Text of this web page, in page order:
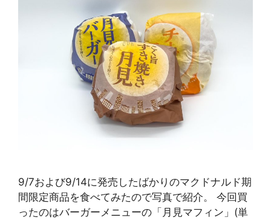
9/7および9/14に発売したばかりのマクドナルド期
間限定商品を食べてみたので写真で紹介。 今回買
ったのはバーガーメニューの「月見マフィン」(単